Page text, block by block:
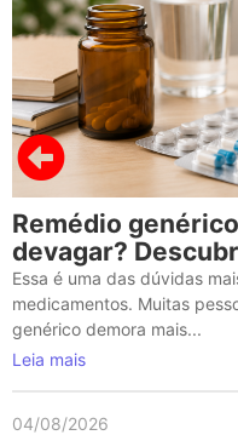
Remédio
devagar?
Essa é uma das dúvidas
medicamentos. Muitas
genérico demora mais...
Leia mais
04/08/2026